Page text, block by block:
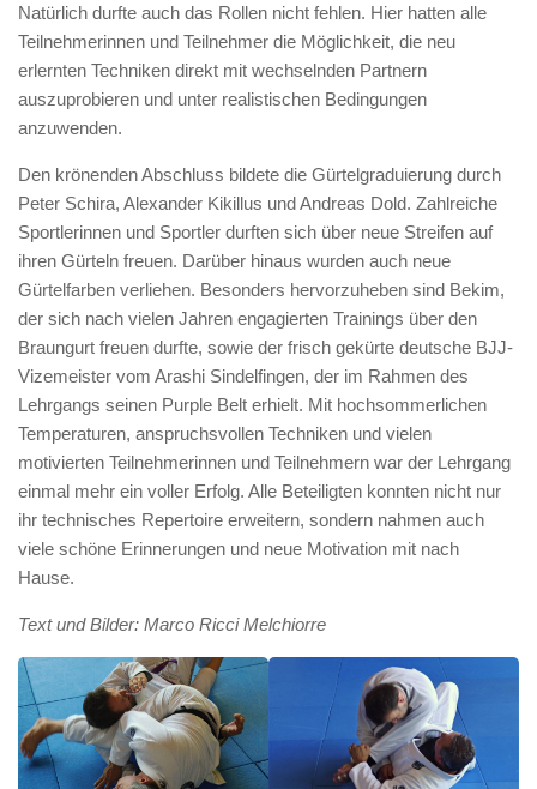
Natürlich durfte auch das Rollen nicht fehlen. Hier hatten alle
Teilnehmerinnen und Teilnehmer die Möglichkeit, die neu
erlernten Techniken direkt mit wechselnden Partnern
auszuprobieren und unter realistischen Bedingungen
anzuwenden.
Den krönenden Abschluss bildete die Gürtelgraduierung durch
Peter Schira, Alexander Kikillus und Andreas Dold. Zahlreiche
Sportlerinnen und Sportler durften sich über neue Streifen auf
ihren Gürteln freuen. Darüber hinaus wurden auch neue
Gürtelfarben verliehen. Besonders hervorzuheben sind Bekim,
der sich nach vielen Jahren engagierten Trainings über den
Braungurt freuen durfte, sowie der frisch gekürte deutsche BJJ-
Vizemeister vom Arashi Sindelfingen, der im Rahmen des
Lehrgangs seinen Purple Belt erhielt. Mit hochsommerlichen
Temperaturen, anspruchsvollen Techniken und vielen
motivierten Teilnehmerinnen und Teilnehmern war der Lehrgang
einmal mehr ein voller Erfolg. Alle Beteiligten konnten nicht nur
ihr technisches Repertoire erweitern, sondern nahmen auch
viele schöne Erinnerungen und neue Motivation mit nach
Hause.
Text und Bilder: Marco Ricci Melchiorre